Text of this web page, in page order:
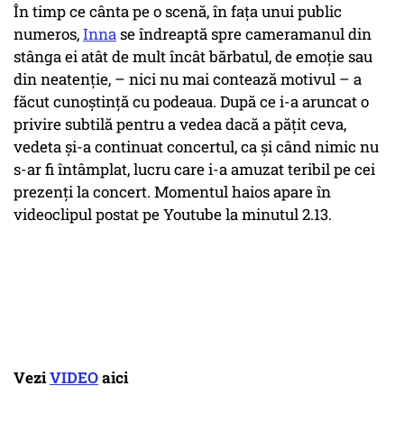
În timp ce cânta pe o scenă, în fața unui public
numeros,Innase îndreaptă spre cameramanul din
stânga ei atât de mult încât bărbatul, de emoție sau
din neatenție, – nici nu mai contează motivul – a
făcut cunoștință cu podeaua. După ce i-a aruncat o
privire subtilă pentru a vedea dacă a pățit ceva,
vedeta și-a continuat concertul, ca și când nimic nu
s-ar fi întâmplat, lucru care i-a amuzat teribil pe cei
prezenți la concert. Momentul haios apare în
videoclipul postat pe Youtube la minutul 2.13.
VeziVIDEOaici